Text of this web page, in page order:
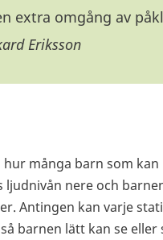
extra omgång av
Eriksson
hur många barn som
ljudnivån nere och
Antingen kan varje
barnen lätt kan se eller